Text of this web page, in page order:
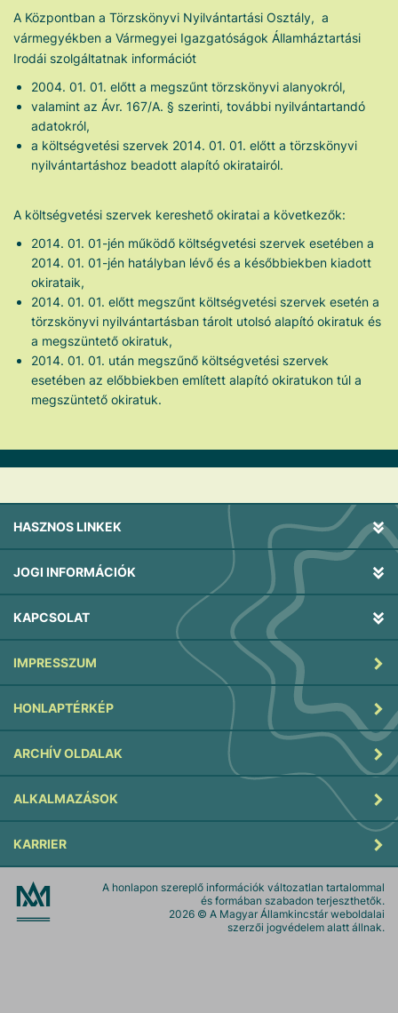
A Központban a Törzskönyvi Nyilvántartási Osztály, a
vármegyékben a Vármegyei Igazgatóságok Államháztartási
Irodái szolgáltatnak információt
2004. 01. 01. előtt a megszűnt törzskönyvi alanyokról,
valamint az Ávr. 167/A. § szerinti, további nyilvántartandó
adatokról,
a költségvetési szervek 2014. 01. 01. előtt a törzskönyvi
nyilvántartáshoz beadott alapító okiratairól.
A költségvetési szervek kereshető okiratai a következők:
2014. 01. 01-jén működő költségvetési szervek esetében a
2014. 01. 01-jén hatályban lévő és a későbbiekben kiadott
okirataik,
2014. 01. 01. előtt megszűnt költségvetési szervek esetén a
törzskönyvi nyilvántartásban tárolt utolsó alapító okiratuk és
a megszüntető okiratuk,
2014. 01. 01. után megszűnő költségvetési szervek
esetében az előbbiekben említett alapító okiratukon túl a
megszüntető okiratuk.
HASZNOS LINKEK
JOGI INFORMÁCIÓK
KAPCSOLAT
IMPRESSZUM
HONLAPTÉRKÉP
ARCHÍV OLDALAK
ALKALMAZÁSOK
KARRIER
A honlapon szereplő információk változatlan tartalommal
és formában szabadon terjeszthetők.
2026 © A Magyar Államkincstár weboldalai
szerzői jogvédelem alatt állnak.